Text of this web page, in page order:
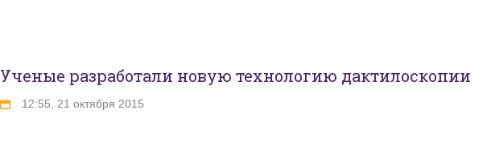
Ученые разработали новую технологию дактилоскопии
12:55, 21 октября 2015